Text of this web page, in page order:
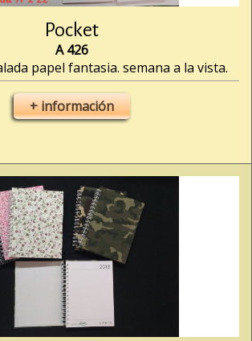
Pocket
A 426
papel fantasia. semana a la vista.
+ información